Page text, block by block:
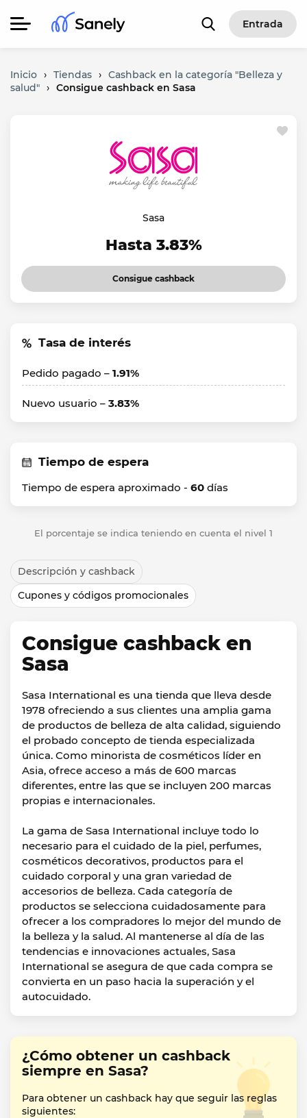
Entrada
Inicio › Tiendas › Cashback en la categoría "Belleza y
salud" › Consigue cashback en Sasa
Sasa
Hasta 3.83%
Consigue cashback
Tasa de interés
Pedido pagado – 1.91%
Nuevo usuario – 3.83%
Tiempo de espera
Tiempo de espera aproximado - 60 días
El porcentaje se indica teniendo en cuenta el nivel 1
Descripción y cashback
Cupones y códigos promocionales
Consigue cashback en
Sasa
Sasa International es una tienda que lleva desde
1978 ofreciendo a sus clientes una amplia gama
de productos de belleza de alta calidad, siguiendo
el probado concepto de tienda especializada
única. Como minorista de cosméticos líder en
Asia, ofrece acceso a más de 600 marcas
diferentes, entre las que se incluyen 200 marcas
propias e internacionales.
La gama de Sasa International incluye todo lo
necesario para el cuidado de la piel, perfumes,
cosméticos decorativos, productos para el
cuidado corporal y una gran variedad de
accesorios de belleza. Cada categoría de
productos se selecciona cuidadosamente para
ofrecer a los compradores lo mejor del mundo de
la belleza y la salud. Al mantenerse al día de las
tendencias e innovaciones actuales, Sasa
International se asegura de que cada compra se
convierta en un paso hacia la superación y el
autocuidado.
¿Cómo obtener un cashback
siempre en Sasa?
Para obtener un cashback hay que seguir las reglas
siguientes: